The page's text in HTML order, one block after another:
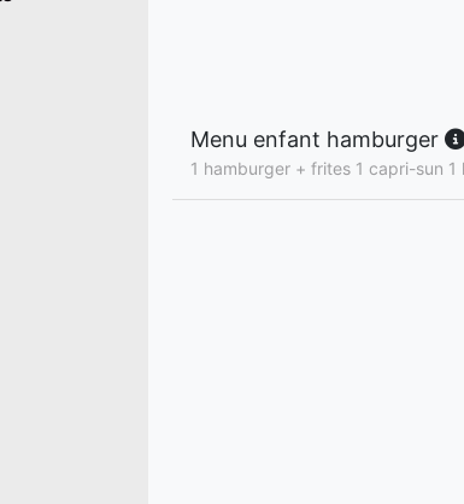
Menu enfant hamburger
1 hamburger + frites 1 capri-sun 1